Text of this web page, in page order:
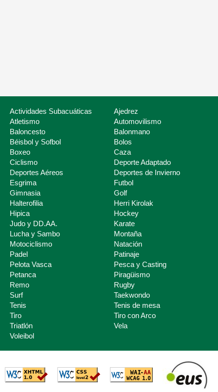
Deporte Escolar
Actividades Subacuáticas
Ajedrez
Atletismo
Automovilismo
Baloncesto
Balonmano
Béisbol y Sofbol
Bolos
Boxeo
Caza
Ciclismo
Deporte Adaptado
Deportes Aéreos
Deportes de Invierno
Esgrima
Futbol
Gimnasia
Golf
Halterofilia
Herri Kirolak
Hipica
Hockey
Judo y DD.AA.
Karate
Lucha y Sambo
Montaña
Motociclismo
Natación
Padel
Patinaje
Pelota Vasca
Pesca y Casting
Petanca
Piragüismo
Remo
Rugby
Surf
Taekwondo
Tenis
Tenis de mesa
Tiro
Tiro con Arco
Triatlón
Vela
Voleibol